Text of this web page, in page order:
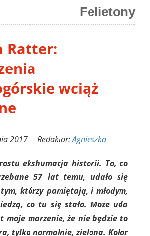
Felietony
Ratter:
wciąż
2017 Redaktor:Agnieszka
ekshumacja historii. To, co
57 lat temu, udało się
którzy pamiętają, i młodym,
co tu się stało. Może uda
moje marzenie, że nie będzie to
tylko normalnie, zielona. Kolor